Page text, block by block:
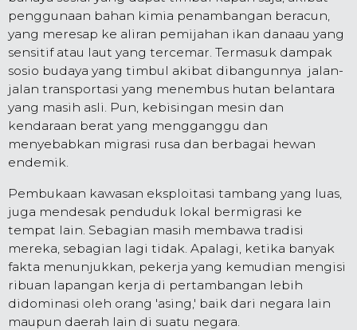
penggunaan bahan kimia penambangan beracun,
yang meresap ke aliran pemijahan ikan danaau yang
sensitif atau laut yang tercemar. Termasuk dampak
sosio budaya yang timbul akibat dibangunnya jalan-
jalan transportasi yang menembus hutan belantara
yang masih asli. Pun, kebisingan mesin dan
kendaraan berat yang mengganggu dan
menyebabkan migrasi rusa dan berbagai hewan
endemik.
Pembukaan kawasan eksploitasi tambang yang luas,
juga mendesak penduduk lokal bermigrasi ke
tempat lain. Sebagian masih membawa tradisi
mereka, sebagian lagi tidak. Apalagi, ketika banyak
fakta menunjukkan, pekerja yang kemudian mengisi
ribuan lapangan kerja di pertambangan lebih
didominasi oleh orang 'asing,' baik dari negara lain
maupun daerah lain di suatu negara.